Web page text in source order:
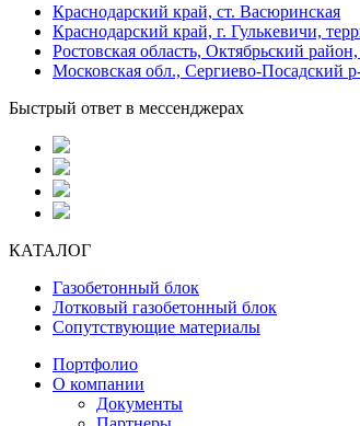
Краснодарский край, ст. Васюринская
Краснодарский край, г. Гулькевичи,
Ростовская область, Октябрьский
Московская обл., Сергиево-
Быстрый ответ в мессенджерах
КАТАЛОГ
Газобетонный блок
Лотковый газобетонный блок
Сопутствующие материалы
Портфолио
О компании
Документы